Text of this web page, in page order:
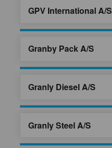
GPV International A/S
Granby Pack A/S
Granly Diesel A/S
Granly Steel A/S